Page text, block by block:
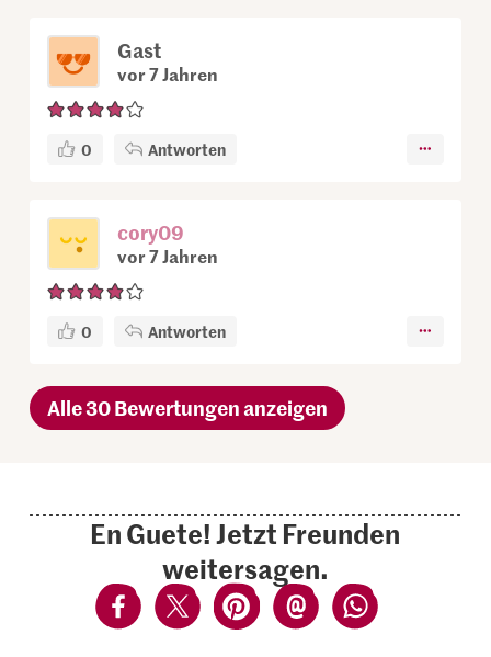
Gast
vor 7 Jahren
0 Antworten
cory09
vor 7 Jahren
0 Antworten
Alle 30 Bewertungen anzeigen
En Guete! Jetzt Freunden
weitersagen.